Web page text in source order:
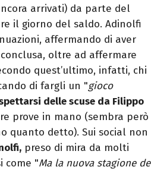
arrivati) da parte del
il giorno del saldo. Adinolfi
affermando di aver
oltre ad affermare
quest’ultimo, infatti, chi
di fargli un "gioco
delle scuse da Filippo
prove in mano (sembra però
quanto detto). Sui social non
preso di mira da molti
come "Ma la nuova stagione de